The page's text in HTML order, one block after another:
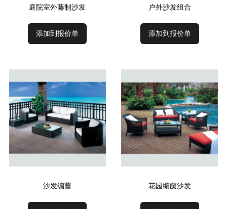
庭院室外藤制沙发
添加到报价单
户外沙发组合
添加到报价单
沙发编藤 花园编藤沙发